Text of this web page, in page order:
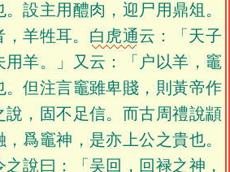
設主用醴肉，迎尸用鼎俎。
羊牲耳。 白虎通云：「天子
用羊。」又云：「户以羊，竈
。但注言竈雖卑賤，則黃帝作
說，固不足信。而古周禮說顓
爲竈神，是亦上公之貴也。
說曰：「吴回，回禄之神，